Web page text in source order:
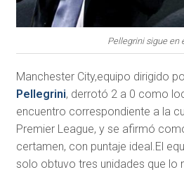
Pellegrini sigue en
Manchester City,equipo dirigido
Pellegrini, derrotó 2 a 0 como
encuentro correspondiente a la
Premier League, y se afirmó
certamen, con puntaje ideal.El
solo obtuvo tres unidades que lo